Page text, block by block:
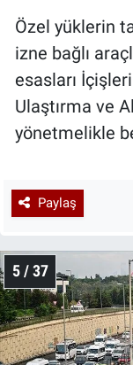
Özel yüklerin
izne bağlı
esasları
Ulaştırma ve
yönetmelikle
Paylaş
5 / 37